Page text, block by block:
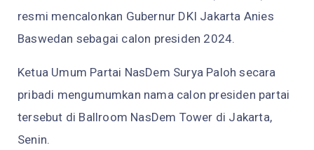
resmi mencalonkan Gubernur DKI Jakarta Anies
Baswedan sebagai calon presiden 2024.
Ketua Umum Partai NasDem Surya Paloh secara
pribadi mengumumkan nama calon presiden partai
tersebut di Ballroom NasDem Tower di Jakarta,
Senin.